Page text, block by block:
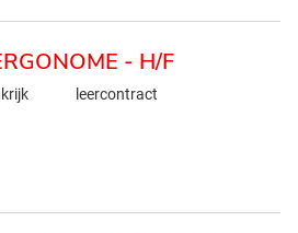
- H/F
leercontract